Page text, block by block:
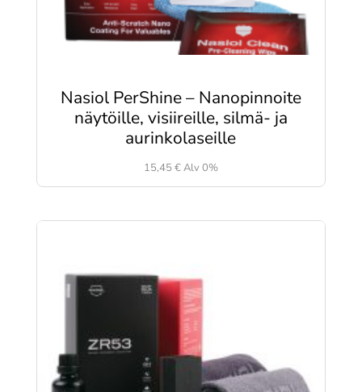
Nasiol PerShine – Nanopinnoite
näytöille, visiireille, silmä- ja
aurinkolaseille
15,45 €Alv 0%